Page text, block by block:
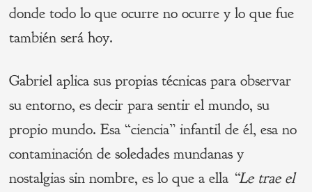
donde todo lo que ocurre no ocurre y lo que fue
también será hoy.
Gabriel aplica sus propias técnicas para observar
su entorno, es decir para sentir el mundo, su
propio mundo. Esa “ciencia” infantil de él, esa no
contaminación de soledades mundanas y
nostalgias sin nombre, es lo que a ella “Le trae el